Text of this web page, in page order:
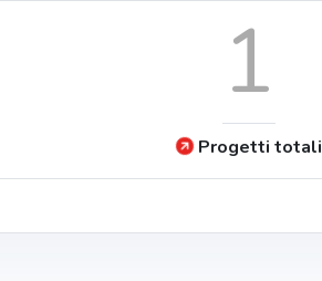
1
Progetti totali